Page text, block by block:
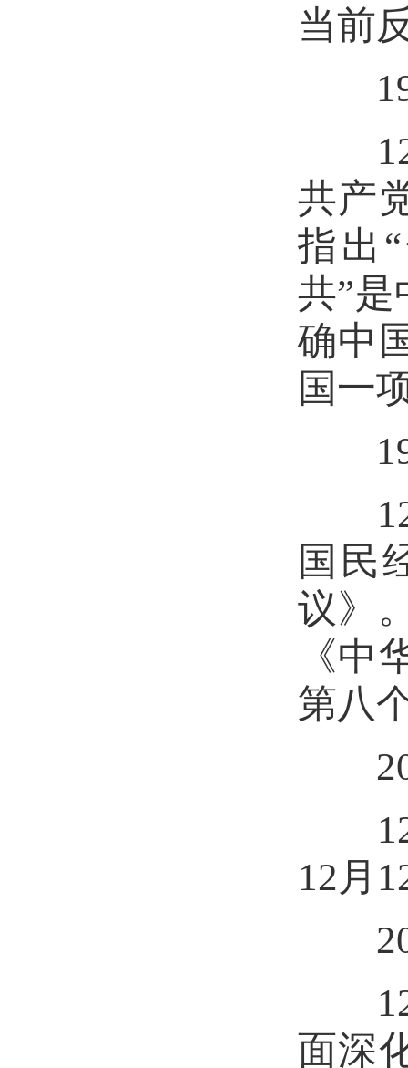
当前
12
共产
指出
共”
确中
国一
12
国民
议》
《中
第八
12
12月
12
面深